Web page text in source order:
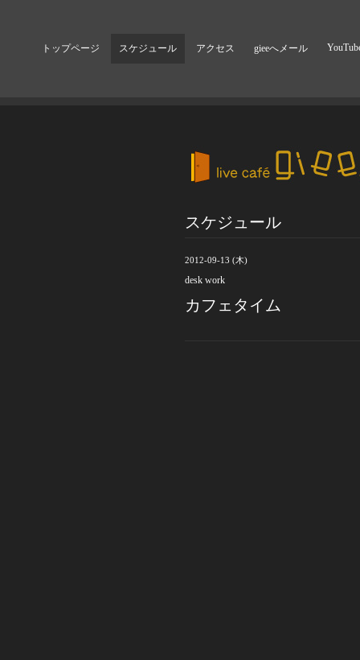
トップページ スケジュール アクセス gieeへメール
スケジュール
2012-09-13 (木)
desk work
カフェタイム